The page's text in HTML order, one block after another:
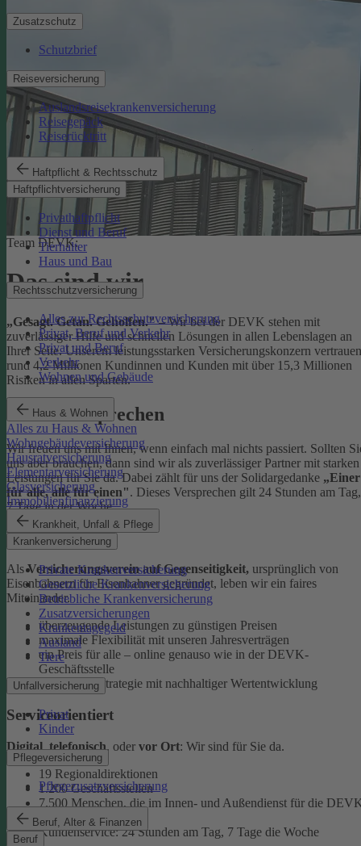
Zusatzschutz
Schutzbrief
Reiseversicherung
Auslandsreisekrankenversicherung
Reisegepäck
Reiserücktritt
Haftpflicht & Rechtsschutz
Haftpflichtversicherung
Privathaftpflicht
Dienst und Beruf
Tierhalter
Haus und Bau
Rechtsschutzversicherung
Alles zur Rechtsschutzversicherung
Privat, Beruf und Verkehr
Privat und Beruf
Verkehr
Wohnen und Gebäude
Haus & Wohnen
Alles zu Haus & Wohnen
Wohngebäudeversicherung
Hausratversicherung
Elementarversicherung
Glasversicherung
Immobilienfinanzierung
Krankheit, Unfall & Pflege
Krankenversicherung
Private Krankenversicherung
Gesetzliche Krankenversicherung
Betriebliche Krankenversicherung
Zusatzversicherungen
Krankentagegeld
Ausland
Tiere
Unfallversicherung
Privat
Kinder
Pflegeversicherung
Pflegezusatzversicherung
Beruf, Alter & Finanzen
Beruf
Team DEVK:
Das sind wir
„Gesagt. Getan. Geholfen."– Wir bei der DEVK stehen mit
zuverlässiger Hilfe und schnellen Lösungen in allen Lebenslagen an
Ihrer Seite. Unserem leistungsstarken Versicherungskonzern vertrauen
rund 4,2 Millionen Kundinnen und Kunden mit über 15,3 Millionen
Risiken in allen Sparten.
Unser Versprechen
Wir freuen uns mit Ihnen, wenn einfach mal nichts passiert. Sollten
uns aber brauchen, dann sind wir als zuverlässiger Partner mit starken
Leistungen für Sie da. Dabei zählt für uns der Solidargedanke „Einer
für alle, alle für einen". Dieses Versprechen gilt 24 Stunden am Tag,
7 Tage in der Woche.
Ehrlich
AlsVersicherungsverein auf Gegenseitigkeit, ursprünglich von
Eisenbahnern für Eisenbahner gegründet, leben wir ein faires
Miteinander.
überzeugende Leistungen zu günstigen Preisen
maximale Flexibilität mit unseren Jahresverträgen
ein Preis für alle – online genauso wie in der DEVK-
Geschäftsstelle
faire Anlagestrategie mit nachhaltiger Wertentwicklung
Serviceorientiert
Digital,telefonisch, oder vor Ort: Wir sind für Sie da.
19 Regionaldirektionen
1.200 Geschäftsstellen
7.500 Menschen, die im Innen- und Außendienst für die
arbeiten
Kundenservice: 24 Stunden am Tag, 7 Tage die Woche